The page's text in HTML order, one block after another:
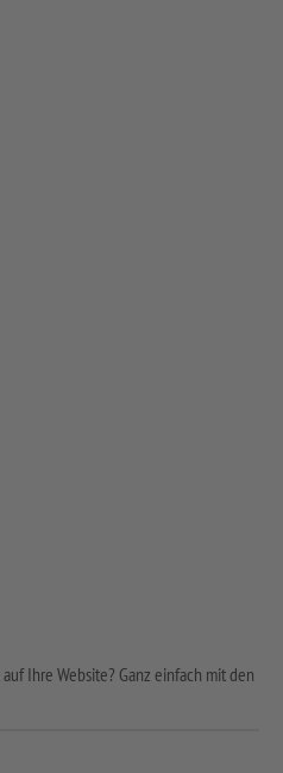
Ihre Website? Ganz einfach mit den